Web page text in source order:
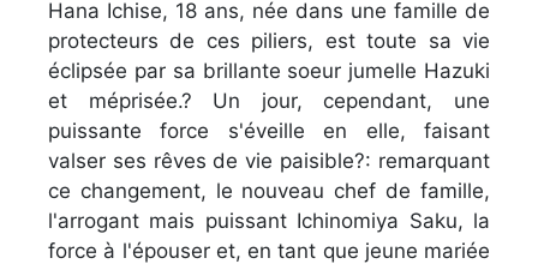
Hana Ichise, 18 ans, née dans une famille de
protecteurs de ces piliers, est toute sa vie
éclipsée par sa brillante soeur jumelle Hazuki
et méprisée.? Un jour, cependant, une
puissante force s'éveille en elle, faisant
valser ses rêves de vie paisible?: remarquant
ce changement, le nouveau chef de famille,
l'arrogant mais puissant Ichinomiya Saku, la
force à l'épouser et, en tant que jeune mariée